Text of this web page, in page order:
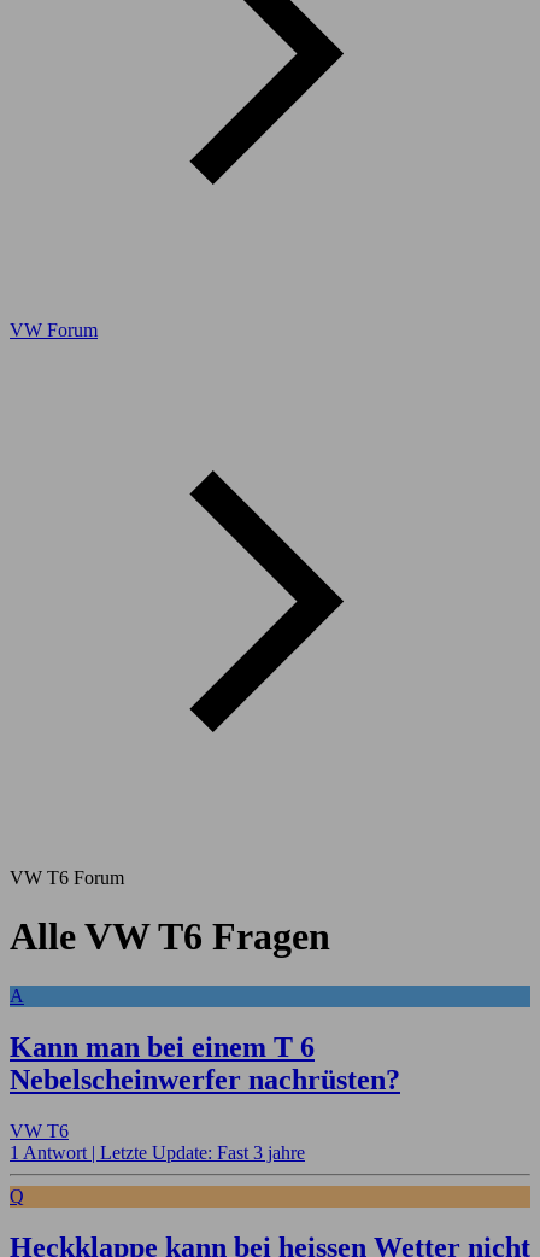
VW Forum
VW T6 Forum
Alle VW T6 Fragen
A
Kann man bei einem T 6
Nebelscheinwerfer nachrüsten?
VW T6
1 Antwort | Letzte Update: Fast 3 jahre
Q
Heckklappe kann bei heissen Wetter nicht